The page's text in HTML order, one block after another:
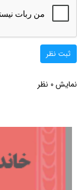
ثبت نظر
نمایش 0 نظر